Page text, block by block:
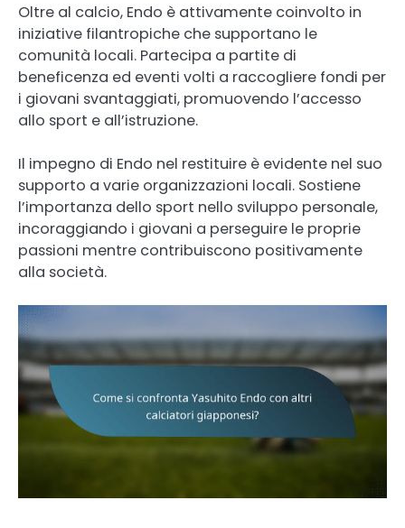
Oltre al calcio, Endo è attivamente coinvolto in
iniziative filantropiche che supportano le
comunità locali. Partecipa a partite di
beneficenza ed eventi volti a raccogliere fondi per
i giovani svantaggiati, promuovendo l’accesso
allo sport e all’istruzione.
Il impegno di Endo nel restituire è evidente nel suo
supporto a varie organizzazioni locali. Sostiene
l’importanza dello sport nello sviluppo personale,
incoraggiando i giovani a perseguire le proprie
passioni mentre contribuiscono positivamente
alla società.